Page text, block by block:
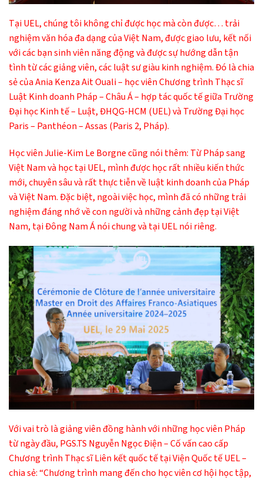
Tại UEL, chúng tôi không chỉ được học mà còn được… trải
nghiệm văn hóa đa dạng của Việt Nam, được giao lưu, kết nối
với các bạn sinh viên năng động và được sự hướng dẫn tận
tình từ các giảng viên, các luật sư giàu kinh nghiệm. Đó là chia
sẻ của Ania Kenza Ait Ouali – học viên Chương trình Thạc sĩ
Luật Kinh doanh Pháp – Châu Á – hợp tác quốc tế giữa Trường
Đại học Kinh tế – Luật, ĐHQG-HCM (UEL) và Trường Đại học
Paris – Panthéon – Assas (Paris 2, Pháp).
Học viên Julie-Kim Le Borgne cũng nói thêm: Từ Pháp sang
Việt Nam và học tại UEL, mình được học rất nhiều kiến thức
mới, chuyên sâu và rất thực tiễn về luật kinh doanh của Pháp
và Việt Nam. Đặc biệt, ngoài việc học, mình đã có những trải
nghiệm đáng nhớ về con người và những cảnh đẹp tại Việt
Nam, tại Đông Nam Á nói chung và tại UEL nói riêng.
Với vai trò là giảng viên đồng hành với những học viên Pháp
từ ngày đầu, PGS.TS Nguyễn Ngọc Điện – Cố vấn cao cấp
Chương trình Thạc sĩ Liên kết quốc tế tại Viện Quốc tế UEL –
chia sẻ: “Chương trình mang đến cho học viên cơ hội học tập,